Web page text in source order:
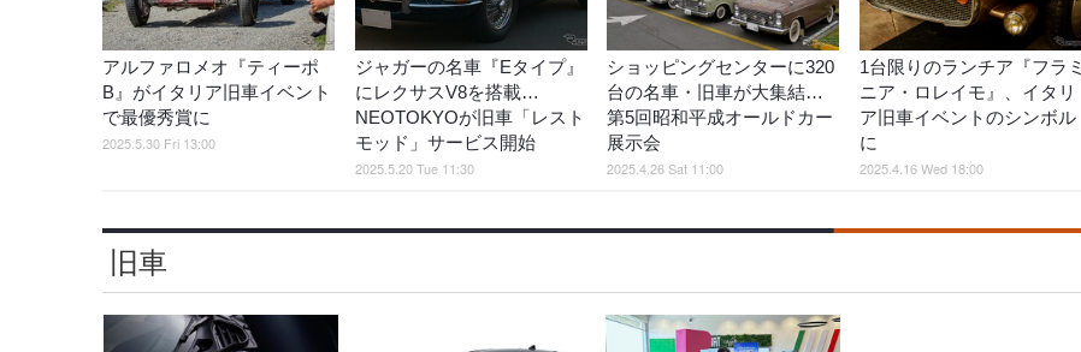
アルファロメオ『ティーポ
B』がイタリア旧車イベント
で最優秀賞に
2025.5.30 Fri 13:00
ジャガーの名車『Eタイプ』
にレクサスV8を搭載…
NEOTOKYOが旧車「レスト
モッド」サービス開始
2025.5.20 Tue 11:30
ショッピングセンターに320
台の名車・旧車が大集結…
第5回昭和平成オールドカー
展示会
2025.4.26 Sat 11:00
1台限りのランチア『フラミ
ニア・ロレイモ』、イタリ
ア旧車イベントのシンボル
に
2025.4.16 Wed 18:00
旧車